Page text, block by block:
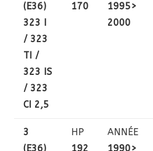
(E36)
323 I
/ 323
TI /
323 IS
/ 323
CI 2,5
170
1995>
2000
3
(E36)
HP
192
ANNÉE
1990>